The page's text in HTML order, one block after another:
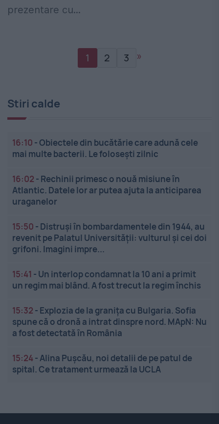
prezentare cu...
1 2 3 »
Stiri calde
16:10 -Obiectele din bucătărie care adună cele
mai multe bacterii. Le folosești zilnic
16:02 - Rechinii primesc o nouă misiune în
Atlantic. Datele lor ar putea ajuta la anticiparea
uraganelor
15:50 - Distruși în bombardamentele din 1944, au
revenit pe Palatul Universității: vulturul și cei doi
grifoni. Imagini impre...
15:41 - Un interlop condamnat la 10 ani a primit
un regim mai blând. A fost trecut la regim închis
15:32 - Explozia de la granița cu Bulgaria. Sofia
spune că o dronă a intrat dinspre nord. MApN: Nu
a fost detectată în România
15:24-Alina Pușcău, noi detalii de pe patul de
spital. Ce tratament urmează la UCLA